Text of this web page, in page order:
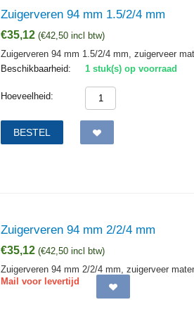
Zuigerveren 94 mm 1.5/2/4 mm
€35,12 (€42,50 incl btw)
Zuigerveren 94 mm 1.5/2/4 mm, zuigerveer
Beschikbaarheid:
1 stuk(s) op voorraad
Hoeveelheid:
BESTEL
Zuigerveren 94 mm 2/2/4 mm
€35,12 (€42,50 incl btw)
Zuigerveren 94 mm 2/2/4 mm, zuigerveer
Mail voor levertijd